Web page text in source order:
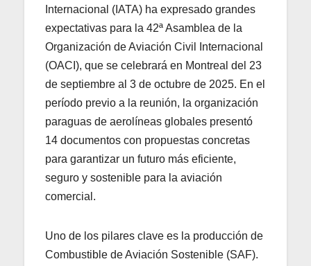
Internacional (IATA) ha expresado grandes
expectativas para la 42ª Asamblea de la
Organización de Aviación Civil Internacional
(OACI), que se celebrará en Montreal del 23
de septiembre al 3 de octubre de 2025. En el
período previo a la reunión, la organización
paraguas de aerolíneas globales presentó
14 documentos con propuestas concretas
para garantizar un futuro más eficiente,
seguro y sostenible para la aviación
comercial.
Uno de los pilares clave es la producción de
Combustible de Aviación Sostenible (SAF).